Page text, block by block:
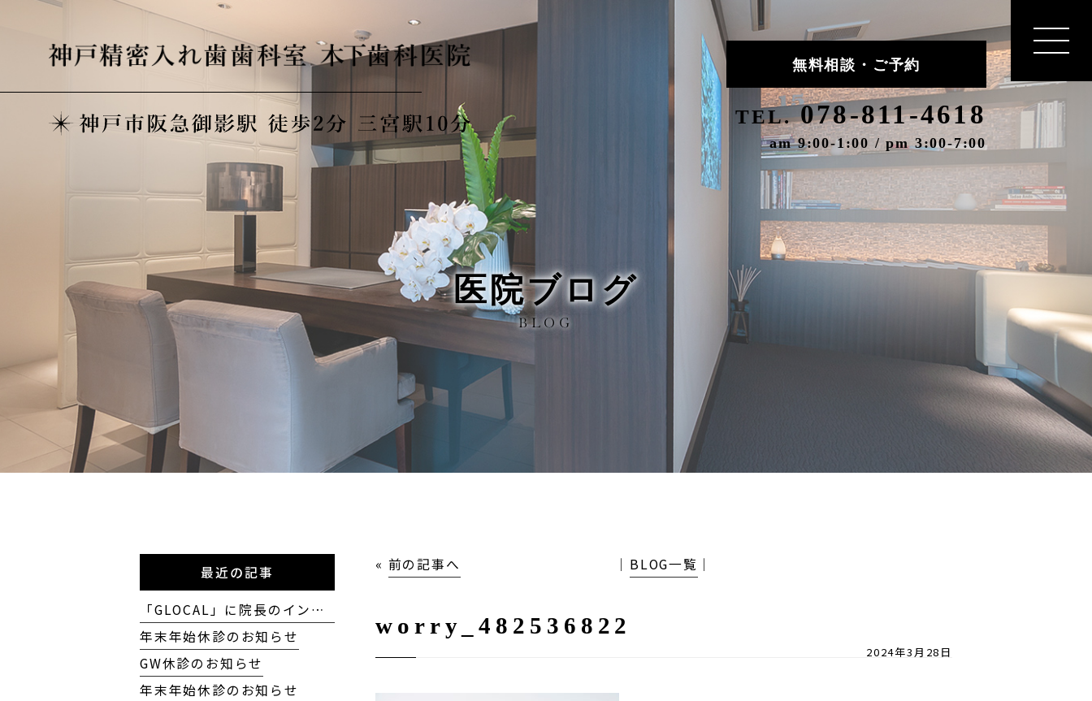
無料相談・ご予約
TEL. 078-811-4618
am 9:00-1:00 / pm 3:00-7:00
医院ブログ
BLOG
« 前の記事へ │ BLOG一覧 │
worry_482536822
2024年3月28日
最近の記事
「GLOCAL」に院長のインタビューが掲載されました
年末年始休診のお知らせ
GW休診のお知らせ
年末年始休診のお知らせ